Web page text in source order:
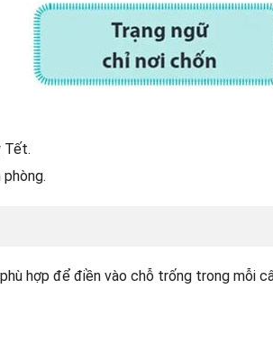
Tết.
hợp để điền vào chỗ trống trong mỗi